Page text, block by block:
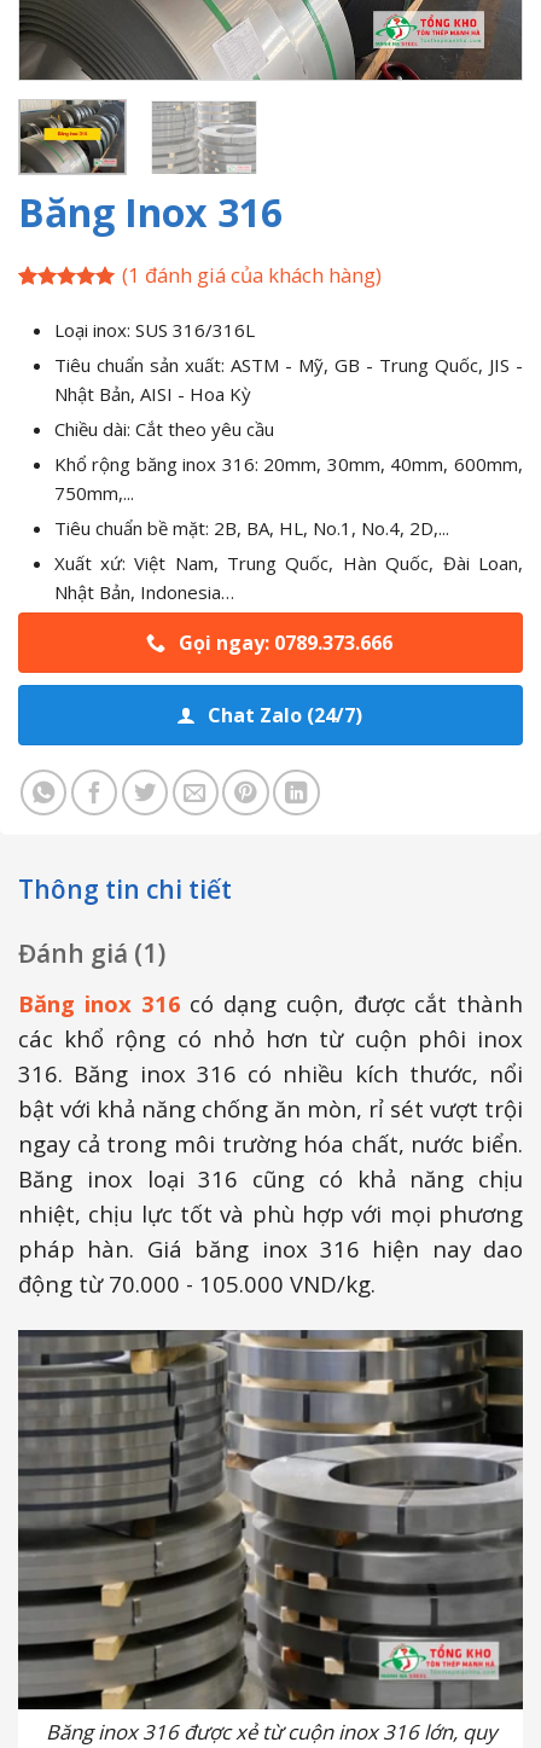
Băng Inox 316
dựa trên
đánh giá
(1 đánh giá của khách hàng)
Loại inox: SUS 316/316L
Tiêu chuẩn sản xuất: ASTM - Mỹ, GB - Trung Quốc, JIS -
Nhật Bản, AISI - Hoa Kỳ
Chiều dài: Cắt theo yêu cầu
Khổ rộng băng inox 316: 20mm, 30mm, 40mm, 600mm,
750mm,...
Tiêu chuẩn bề mặt: 2B, BA, HL, No.1, No.4, 2D,...
Xuất xứ: Việt Nam, Trung Quốc, Hàn Quốc, Đài Loan,
Nhật Bản, Indonesia…
Gọi ngay: 0789.373.666
Chat Zalo (24/7)
Thông tin chi tiết
Đánh giá (1)
Băng inox 316 có dạng cuộn, được cắt thành
các khổ rộng có nhỏ hơn từ cuộn phôi inox
316. Băng inox 316 có nhiều kích thước, nổi
bật với khả năng chống ăn mòn, rỉ sét vượt trội
ngay cả trong môi trường hóa chất, nước biển.
Băng inox loại 316 cũng có khả năng chịu
nhiệt, chịu lực tốt và phù hợp với mọi phương
pháp hàn. Giá băng inox 316 hiện nay dao
động từ 70.000 - 105.000 VND/kg.
Băng inox 316 được xẻ từ cuộn inox 316 lớn, quy